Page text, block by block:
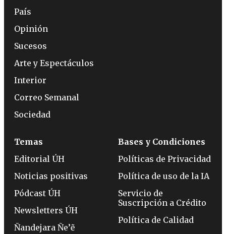
País
Opinión
Sucesos
Arte y Espectáculos
Interior
Correo Semanal
Sociedad
Temas
Editorial ÚH
Noticias positivas
Pódcast ÚH
Newsletters ÚH
Ñandejara Ñe’ẽ
Bases y Condiciones
Políticas de Privacidad
Política de uso de la IA
Servicio de
Suscripción a Crédito
Política de Calidad